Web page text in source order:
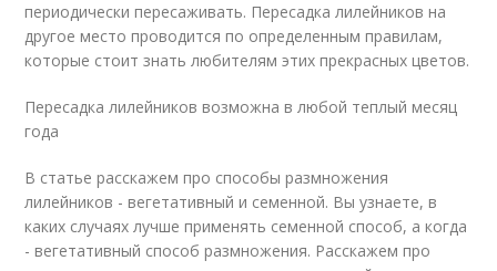
периодически пересаживать. Пересадка лилейников на
другое место проводится по определенным правилам,
которые стоит знать любителям этих прекрасных цветов.
Пересадка лилейников возможна в любой теплый месяц
года
В статье расскажем про способы размножения
лилейников - вегетативный и семенной. Вы узнаете, в
каких случаях лучше применять семенной способ, а когда
- вегетативный способ размножения. Расскажем про